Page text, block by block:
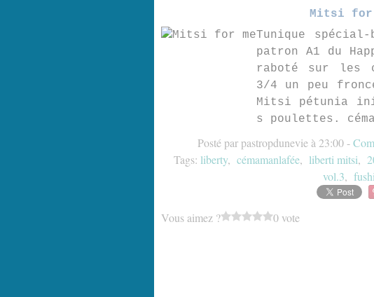
Mitsi for
Tunique spécial-
patron A1 du
raboté sur les
3/4 un peu
Mitsi pétunia
s poulettes.
Posté par pastropdunevie à 23:00 -
Tags: liberty, cémamanlafée, liberti mitsi,
vol.3,
Vous aimez ? 0 vote